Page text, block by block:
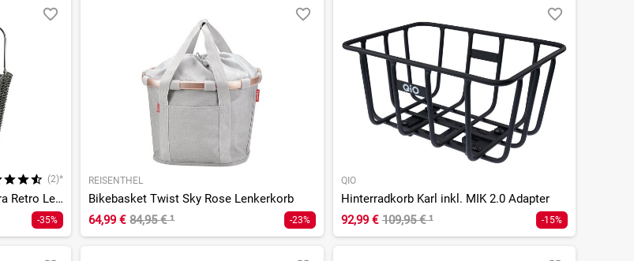
(2)*
KLICKfix by Rixen&Kaul Structura Retro Lenkerkorb
-35%
REISENTHEL
Bikebasket Twist Sky Rose Lenkerkorb
64,99 € 84,95 €¹ -23%
QIO
Hinterradkorb Karl inkl. MIK 2.0 Adapter
92,99 € 109,95 €¹ -15%